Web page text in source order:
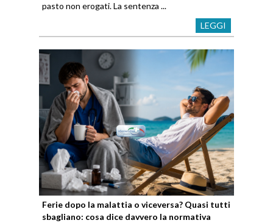
pasto non erogati. La sentenza ...
LEGGI
Ferie dopo la malattia o viceversa? Quasi tutti
sbagliano: cosa dice davvero la normativa